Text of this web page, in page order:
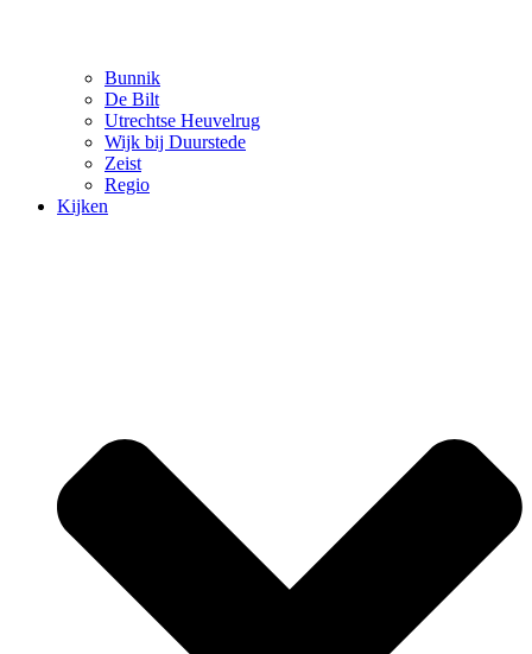
Bunnik
De Bilt
Utrechtse Heuvelrug
Wijk bij Duurstede
Zeist
Regio
Kijken